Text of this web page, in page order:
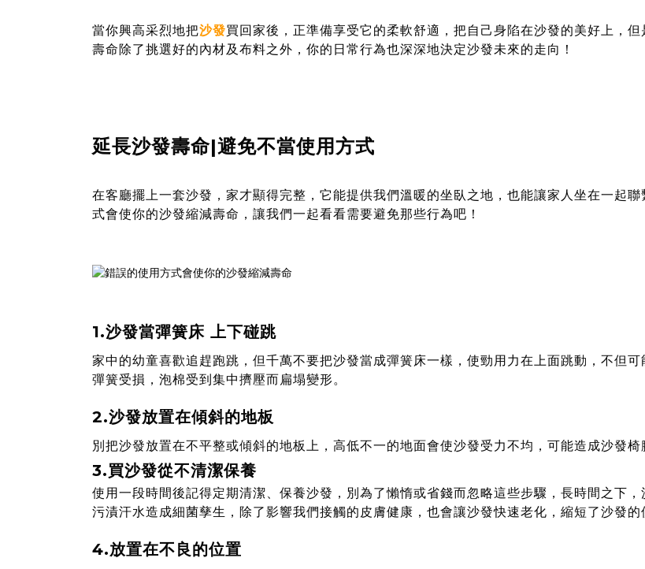
當你興高采烈地把沙發買回家後，正準備享受它的柔軟舒適，把自己身陷在沙發的美好上，
壽命除了挑選好的內材及布料之外，你的日常行為也深深地決定沙發未來的走向！
延長沙發壽命|避免不當使用方式
在客廳擺上一套沙發，家才顯得完整，它能提供我們溫暖的坐臥之地，也能讓家人坐在一起
式會使你的沙發縮減壽命，讓我們一起看看需要避免那些行為吧！
1.沙發當彈簧床 上下碰跳
家中的幼童喜歡追趕跑跳，但千萬不要把沙發當成彈簧床一樣，使勁用力在上面跳動，不但
彈簧受損，泡棉受到集中擠壓而扁塌變形。
2.沙發放置在傾斜的地板
別把沙發放置在不平整或傾斜的地板上，高低不一的地面會使沙發受力不均，可能造成沙發椅
3.買沙發從不清潔保養
使用一段時間後記得定期清潔、保養沙發，別為了懶惰或省錢而忽略這些步驟，長時間之下
污漬汗水造成細菌孳生，除了影響我們接觸的皮膚健康，也會讓沙發快速老化，縮短了沙發的
4.放置在不良的位置